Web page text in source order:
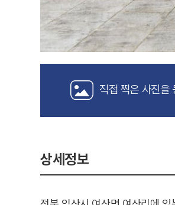
직접 찍은 사진을
상세정보